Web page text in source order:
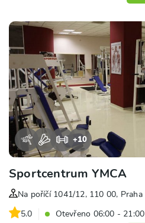
+10
Sportcentrum YMCA
Na poříčí 1041/12, 110 00, Praha
5.0
Otevřeno 06:00 - 21:00